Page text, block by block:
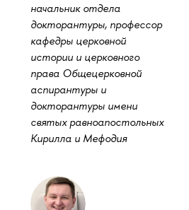
начальник отдела
докторантуры, профессор
кафедры церковной
истории и церковного
права Общецерковной
аспирантуры и
докторантуры имени
святых равноапостольных
Кирилла и Мефодия